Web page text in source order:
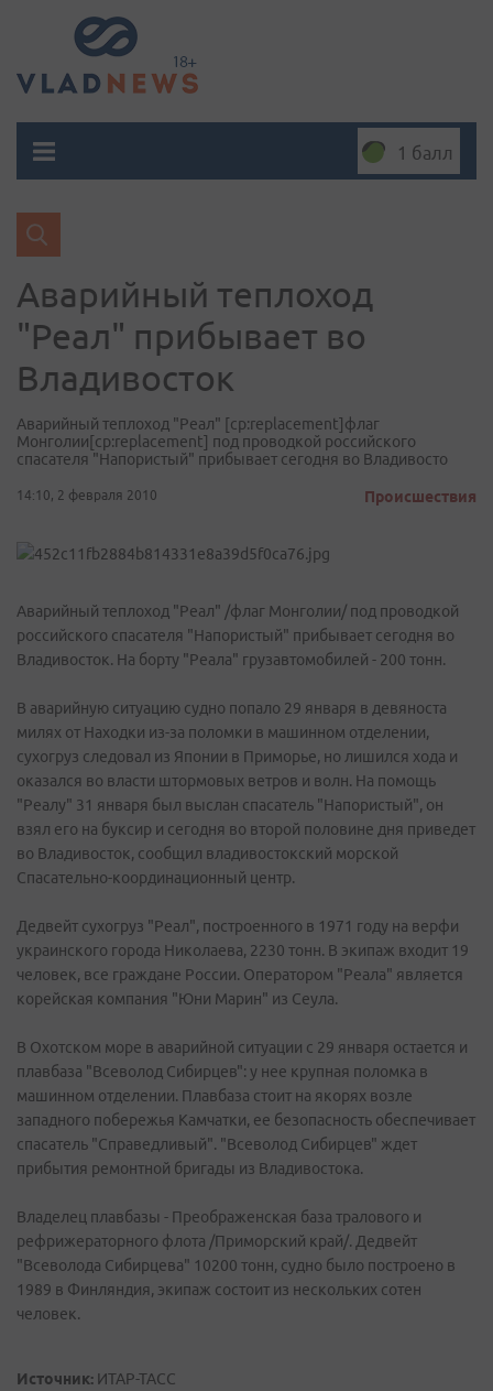
1 балл
Аварийный теплоход
"Реал" прибывает во
Владивосток
Аварийный теплоход "Реал" [cp:replacement]флаг
Монголии[cp:replacement] под проводкой российского
спасателя "Напористый" прибывает сегодня во Владивосто
14:10, 2 февраля 2010 Происшествия
Аварийный теплоход "Реал" /флаг Монголии/ под проводкой
российского спасателя "Напористый" прибывает сегодня во
Владивосток. На борту "Реала" грузавтомобилей - 200 тонн.
В аварийную ситуацию судно попало 29 января в девяноста
милях от Находки из-за поломки в машинном отделении,
сухогруз следовал из Японии в Приморье, но лишился хода и
оказался во власти штормовых ветров и волн. На помощь
"Реалу" 31 января был выслан спасатель "Напористый", он
взял его на буксир и сегодня во второй половине дня приведет
во Владивосток, сообщил владивостокский морской
Спасательно-координационный центр.
Дедвейт сухогруз "Реал", построенного в 1971 году на верфи
украинского города Николаева, 2230 тонн. В экипаж входит 19
человек, все граждане России. Оператором "Реала" является
корейская компания "Юни Марин" из Сеула.
В Охотском море в аварийной ситуации с 29 января остается и
плавбаза "Всеволод Сибирцев": у нее крупная поломка в
машинном отделении. Плавбаза стоит на якорях возле
западного побережья Камчатки, ее безопасность обеспечивает
спасатель "Справедливый". "Всеволод Сибирцев" ждет
прибытия ремонтной бригады из Владивостока.
Владелец плавбазы - Преображенская база тралового и
рефрижераторного флота /Приморский край/. Дедвейт
"Всеволода Сибирцева" 10200 тонн, судно было построено в
1989 в Финляндия, экипаж состоит из нескольких сотен
человек.
Источник: ИТАР-ТАСС